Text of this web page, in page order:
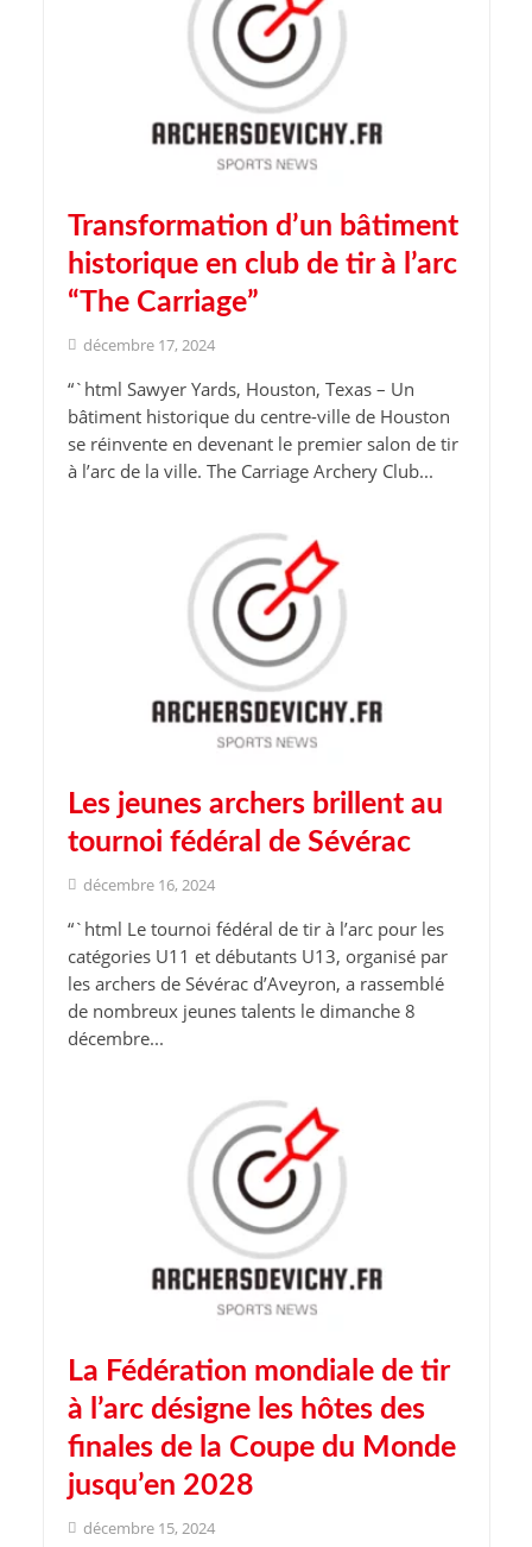
Transformation d’un bâtiment
historique en club de tir à l’arc
“The Carriage”
décembre 17, 2024
“`html Sawyer Yards, Houston, Texas – Un
bâtiment historique du centre-ville de Houston
se réinvente en devenant le premier salon de tir
à l’arc de la ville. The Carriage Archery Club...
Les jeunes archers brillent au
tournoi fédéral de Sévérac
décembre 16, 2024
“`html Le tournoi fédéral de tir à l’arc pour les
catégories U11 et débutants U13, organisé par
les archers de Sévérac d’Aveyron, a rassemblé
de nombreux jeunes talents le dimanche 8
décembre...
La Fédération mondiale de tir
à l’arc désigne les hôtes des
finales de la Coupe du Monde
jusqu’en 2028
décembre 15, 2024